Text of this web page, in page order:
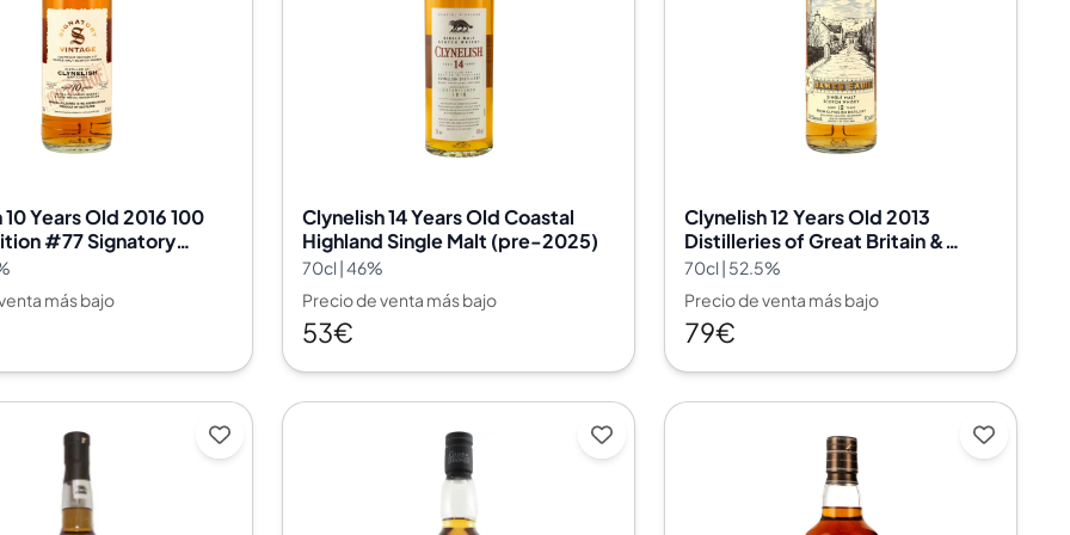
Taiwán
China
Corea
América y el Caribe
México
Jamaica
Barbados
Years Old 2016 100
#77 Signatory
más bajo
Clynelish 14 Years Old Coastal
Highland Single Malt (pre-2025)
70cl | 46%
Precio de venta más bajo
53€
Clynelish 12 Years Old 2013
Distilleries of Great Britain &
Ireland Commemorative James
Eadie
70cl | 52.5%
Precio de venta más bajo
79€